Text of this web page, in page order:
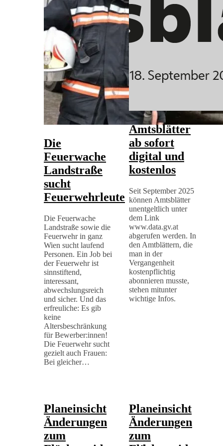
Die
Feuerwache
Landstraße
sucht
Feuerwehrleute
Die Feuerwache
Landstraße sowie die
Feuerwehr in ganz
Wien sucht laufend
Personen. Ein Job bei
der Feuerwehr ist
sinnstiftend,
interessant,
abwechslungsreich
und sicher. Und das
erfreuliche: Es gib
keine
Altersbeschränkung
für Bewerber:innen!
Die Feuerwehr sucht
gezielt auch Frauen:
Bei gleicher…
Amtsblätter
ab sofort
digital und
kostenlos
Seit September 2025
können Amtsblätter
unentgeltlich unter
dem Link
www.data.gv.at
abgerufen werden. In
den Amtblättern, die
man in der
Vergangenheit
kostenpflichtig
abonnieren musste,
stehen mitunter
wichtige Infos.
Planeinsicht
Änderungen
zum
Planeinsicht
Änderungen
zum